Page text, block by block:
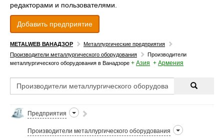
редакторами и пользователями.
Добавить предприятие
METALWEB ВАНАДЗОР
Металлургические предприятия
Производители металлургического оборудования
Производители
металлургического оборудования в Ванадзоре + Азия + Армения
Предприятия
Производители металлургического оборудования